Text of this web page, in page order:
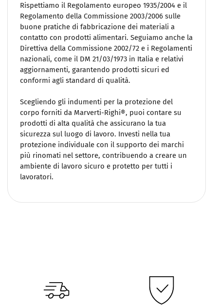
Rispettiamo il Regolamento europeo 1935/2004 e il
Regolamento della Commissione 2003/2006 sulle
buone pratiche di fabbricazione dei materiali a
contatto con prodotti alimentari. Seguiamo anche la
Direttiva della Commissione 2002/72 e i Regolamenti
nazionali, come il DM 21/03/1973 in Italia e relativi
aggiornamenti, garantendo prodotti sicuri ed
conformi agli standard di qualità.
Scegliendo gli indumenti per la protezione del
corpo forniti da Marverti-Righi®, puoi contare su
prodotti di alta qualità che assicurano la tua
sicurezza sul luogo di lavoro. Investi nella tua
protezione individuale con il supporto dei marchi
più rinomati nel settore, contribuendo a creare un
ambiente di lavoro sicuro e protetto per tutti i
lavoratori.